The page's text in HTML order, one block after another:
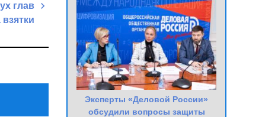
глав
Эксперты «Деловой России»
обсудили вопросы защиты